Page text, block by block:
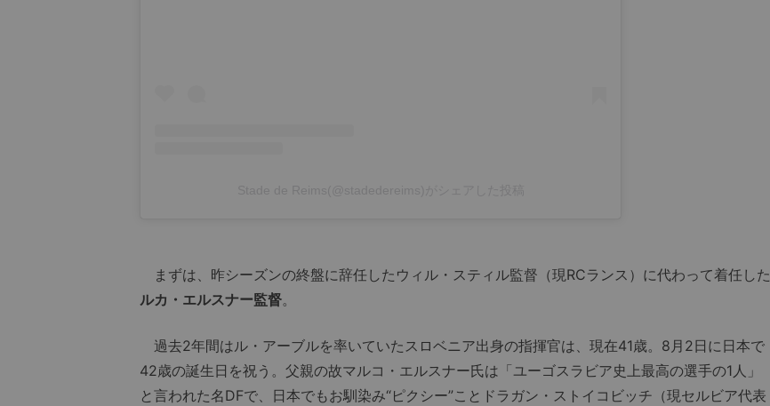
まずは、昨シーズンの終盤に辞任したウィル・スティル監督（現RCランス）に代わって着任した
ルカ・エルスナー監督。
過去2年間はル・アーブルを率いていたスロベニア出身の指揮官は、現在41歳。8月2日に日本で
42歳の誕生日を祝う。父親の故マルコ・エルスナー氏は「ユーゴスラビア史上最高の選手の1人」
と言われた名DFで、日本でもお馴染み“ピクシー”ことドラガン・ストイコビッチ（現セルビア代表